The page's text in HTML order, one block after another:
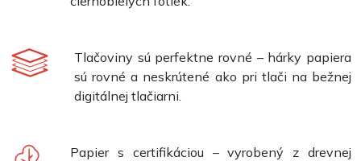
Tlačoviny sú perfektne rovné – hárky papiera
sú rovné a neskrútené ako pri tlači na bežnej
digitálnej tlačiarni.
Papier s certifikáciou – vyrobený z drevnej